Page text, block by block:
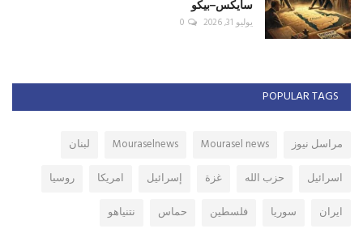
سايكس–بيكو
يوليو 31, 2026 0
POPULAR TAGS
مراسل نيوز Mourasel news
Mouraselnews
لبنان
اسرائيل
حزب الله غزة إسرائيل امريكا
روسيا
ايران
سوريا فلسطين حماس نتنياهو